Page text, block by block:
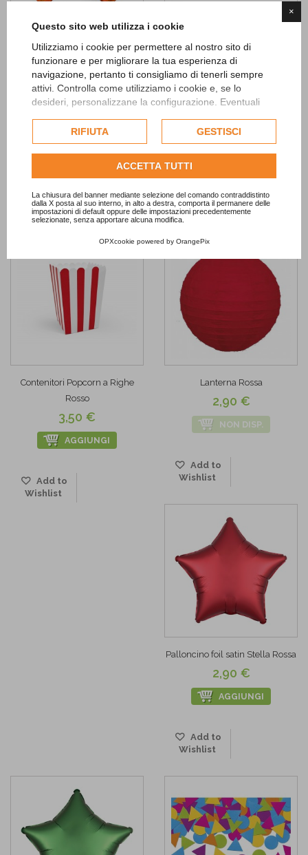
×
Questo sito web utilizza i cookie
Utilizziamo i cookie per permettere al nostro sito di
funzionare e per migliorare la tua esperienza di
navigazione, pertanto ti consigliamo di tenerli sempre
attivi. Controlla come utilizziamo i cookie e, se lo
desideri, personalizzane la configurazione. Eventuali
esclusivamente previa acquisizione del consenso
dell'utente.
Consulta l'informativa cookie completa.
RIFIUTA GESTISCI
ACCETTA TUTTI
La chiusura del banner mediante selezione del comando contraddistinto
dalla X posta al suo interno, in alto a destra, comporta il permanere delle
impostazioni di default oppure delle impostazioni precedentemente
selezionate, senza apportare alcuna modifica.
OPXcookie powered by OrangePix
Palloncino Foil SuperShape
Clown
10,90 €
NON DISP.
Add to
Wishlist
Festone Buon Compleanno Blu
4,50 €
AGGIUNGI
Add to
Wishlist
Contenitori Popcorn a Righe
Rosso
3,50 €
AGGIUNGI
Add to
Wishlist
Lanterna Rossa
2,90 €
NON DISP.
Add to
Wishlist
Palloncino foil satin Stella Rossa
2,90 €
AGGIUNGI
Add to
Wishlist